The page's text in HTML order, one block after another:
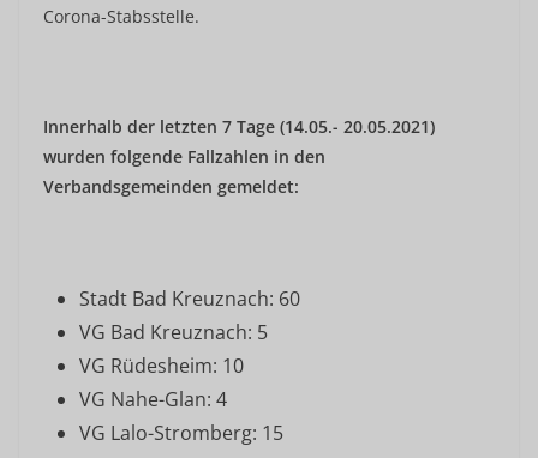
Corona-Stabsstelle.
Innerhalb der letzten 7 Tage (14.05.- 20.05.2021)
wurden folgende Fallzahlen in den
Verbandsgemeinden gemeldet:
Stadt Bad Kreuznach: 60
VG Bad Kreuznach: 5
VG Rüdesheim: 10
VG Nahe-Glan: 4
VG Lalo-Stromberg: 15